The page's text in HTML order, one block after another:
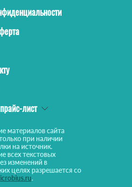
лист
материалов сайта
при наличии
на источник.
всех текстовых
изменений в
целях разрешается со
.